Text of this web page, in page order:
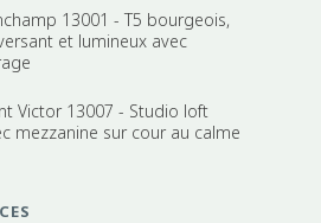
13001 - T5 bourgeois,
et lumineux avec
Victor 13007 - Studio loft
mezzanine sur cour au calme